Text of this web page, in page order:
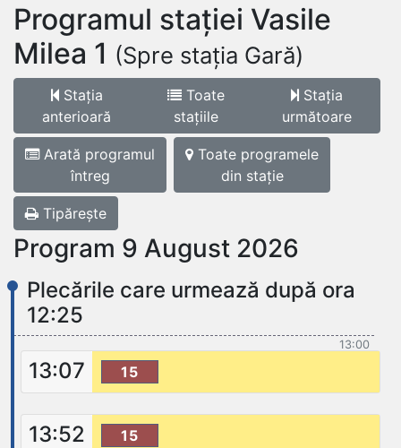
Programul stației Vasile
Milea 1 (Spre stația Gară)
Stația
anterioară
Toate
stațiile
Stația
următoare
Arată programul
întreg
Toate programele
din stație
Tipărește
Program 9 August 2026
Plecările care urmează după ora
12:25
13:00
13:07 15
13:52 15